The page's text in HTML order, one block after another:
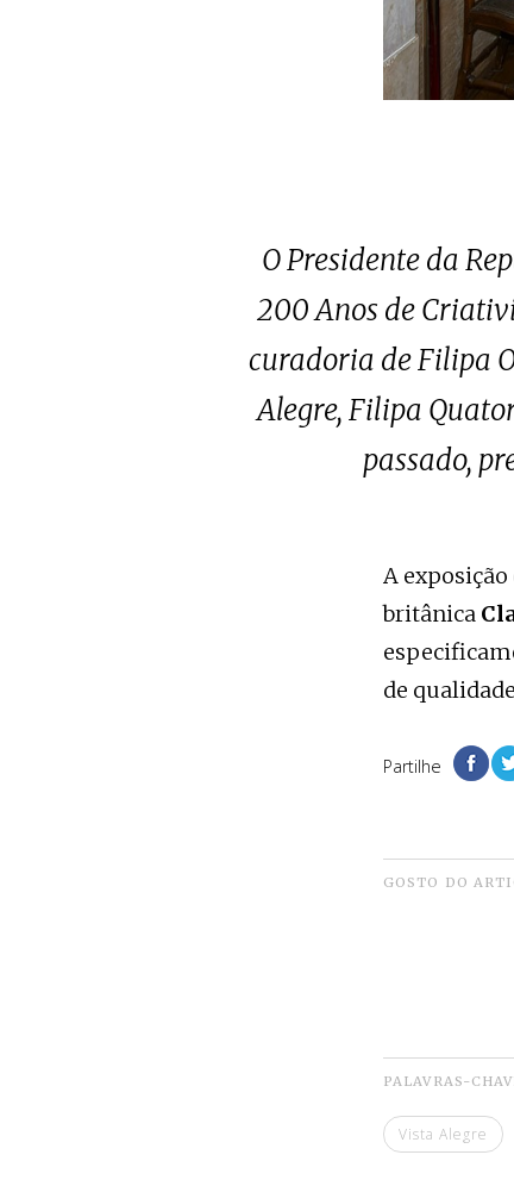
O Presidente da
200 Anos de
curadoria de Filipa
Alegre, Filipa
passado,
A
britânica
de
Partilhe
GOSTO DO
PALAVRAS-
Vista Alegre